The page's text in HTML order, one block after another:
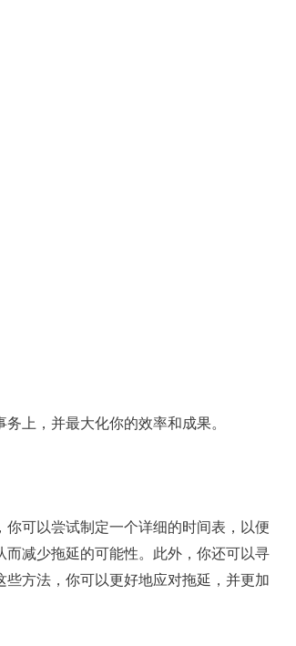
上，并最大化你的效率和成果。
可以尝试制定一个详细的时间表，以便
减少拖延的可能性。此外，你还可以寻
方法，你可以更好地应对拖延，并更加